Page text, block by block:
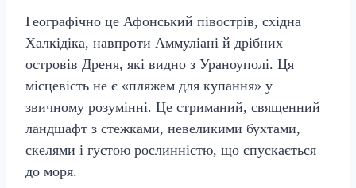
Географічно це Афонський півострів, східна
Халкідіка, навпроти Аммуліані й дрібних
островів Дреня, які видно з Ураноуполі. Ця
місцевість не є «пляжем для купання» у
звичному розумінні. Це стриманий, священний
ландшафт з стежками, невеликими бухтами,
скелями і густою рослинністю, що спускається
до моря.